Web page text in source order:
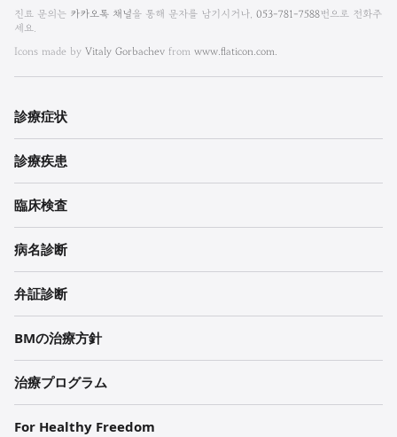
엠
한
방
내
과
한
의
원
각
주
진료 문의는 카카오톡 채널을 통해 문자를 남기시거나, 053-781-7588번으로 전화주
세요.
Icons made by Vitaly Gorbachev from www.flaticon.com.
診療症状
診療疾患
臨床検査
病名診断
弁証診断
BMの治療方針
治療プログラム
For Healthy Freedom